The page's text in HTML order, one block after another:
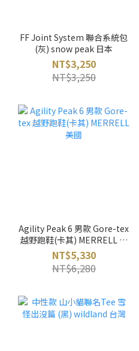
FF Joint System 聯合系統包
(灰) snow peak 日本
NT$3,250
NT$3,250
Agility Peak 6 男款 Gore-tex
越野跑鞋(卡其) MERRELL 美
國
NT$5,330
NT$6,280